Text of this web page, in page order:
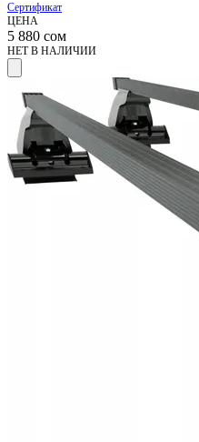
Сертификат
ЦЕНА
5 880 сом
НЕТ В НАЛИЧИИ